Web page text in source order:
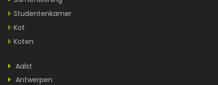
Studentenkamer
Kot
Koten
Aalst
Antwerpen